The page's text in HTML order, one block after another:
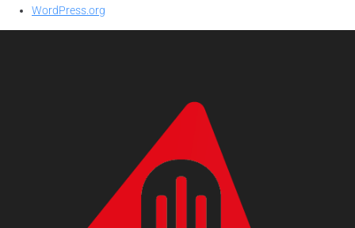
WordPress.org